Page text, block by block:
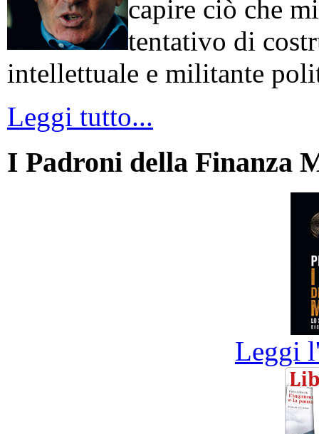
capire ciò che
tentativo di
intellettuale e militante
Leggi tutto...
I Padroni della Finanza
Leggi